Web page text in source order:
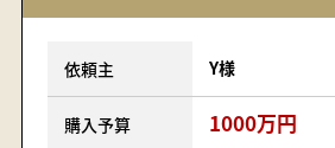
依頼主 Y様
購入予算 1000万円